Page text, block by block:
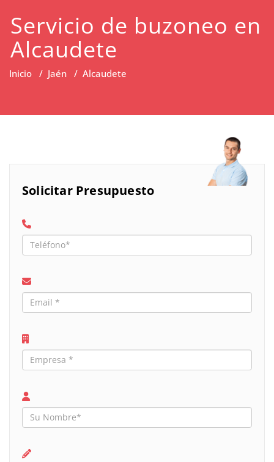
Servicio de buzoneo en
Alcaudete
Inicio / Jaén / Alcaudete
Solicitar Presupuesto